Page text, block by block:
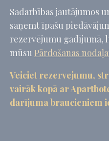
Sadarbības jautājumos
saņemt īpašu
rezervējumu gadījumā,
mūsu Pārdošanas
Veiciet rezervējumu,
vairāk kopā ar
darījuma braucieniem